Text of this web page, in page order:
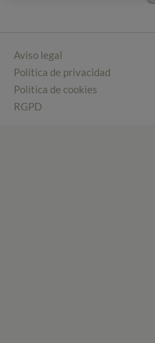
Aviso legal
Política de privacidad
Política de cookies
RGPD